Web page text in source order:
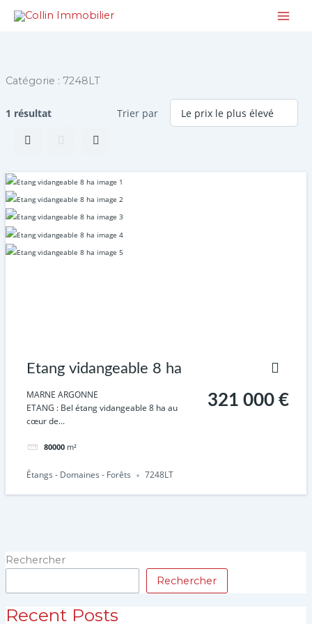
Aller
Catégorie : 7248LT
1 résultat Trier par
Etang vidangeable 8 ha
MARNE ARGONNE
ETANG : Bel étang vidangeable 8 ha au
cœur de...
80000 m²
321 000 €
Étangs - Domaines - Forêts 7248LT
Rechercher
Rechercher
Recent Posts